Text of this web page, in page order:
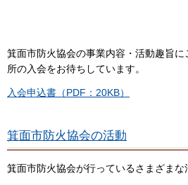
箕面市防火協会の事業内容・活動趣旨
所の入会をお待ちしています。
入会申込書（PDF：20KB）
箕面市防火協会の活動
箕面市防火協会が行っているさまざまな